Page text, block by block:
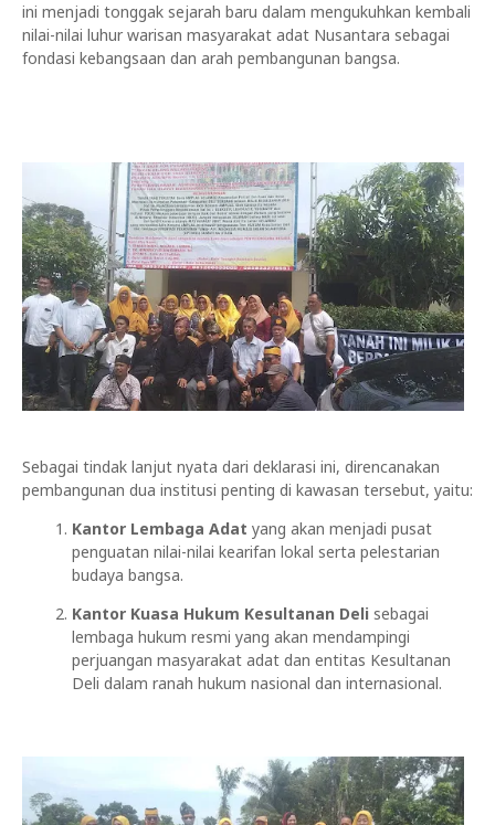
ini menjadi tonggak sejarah baru dalam mengukuhkan kembali
nilai-nilai luhur warisan masyarakat adat Nusantara sebagai
fondasi kebangsaan dan arah pembangunan bangsa.
Sebagai tindak lanjut nyata dari deklarasi ini, direncanakan
pembangunan dua institusi penting di kawasan tersebut, yaitu:
Kantor Lembaga Adat yang akan menjadi pusat
penguatan nilai-nilai kearifan lokal serta pelestarian
budaya bangsa.
Kantor Kuasa Hukum Kesultanan Deli sebagai
lembaga hukum resmi yang akan mendampingi
perjuangan masyarakat adat dan entitas Kesultanan
Deli dalam ranah hukum nasional dan internasional.